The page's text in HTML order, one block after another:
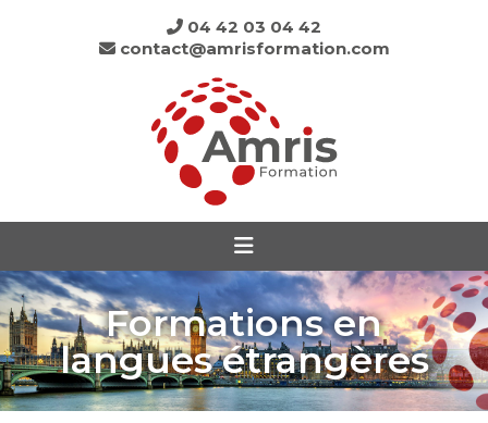
04 42 03 04 42
contact@amrisformation.com
Formations en
langues étrangères